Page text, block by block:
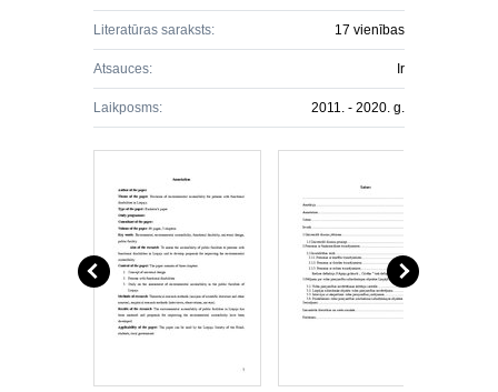
Literatūras saraksts: 17 vienības
Atsauces: Ir
Laikposms: 2011. - 2020. g.